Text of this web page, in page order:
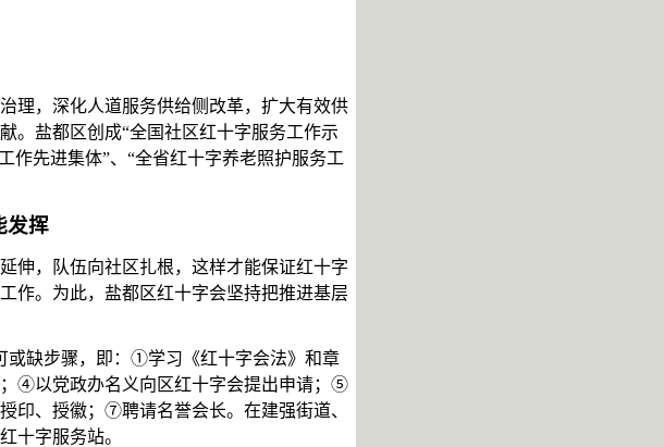
理，深化人道服务供给侧改革，扩大有效供
。盐都区创成“全国社区红十字服务工作示
作先进集体”、“全省红十字养老照护服务工
发挥
伸，队伍向社区扎根，这样才能保证红十字
作。为此，盐都区红十字会坚持把推进基层
或缺步骤，即：①学习《红十字会法》和章
④以党政办名义向区红十字会提出申请；⑤
印、授徽；⑦聘请名誉会长。在建强街道、
十字服务站。